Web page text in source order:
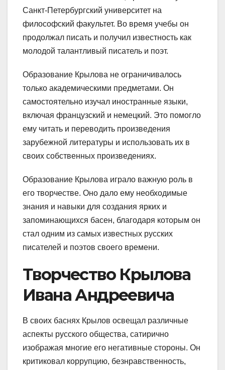
Санкт-Петербургский университет на
философский факультет. Во время учебы он
продолжал писать и получил известность как
молодой талантливый писатель и поэт.
Образование Крылова не ограничивалось
только академическими предметами. Он
самостоятельно изучал иностранные языки,
включая французский и немецкий. Это помогло
ему читать и переводить произведения
зарубежной литературы и использовать их в
своих собственных произведениях.
Образование Крылова играло важную роль в
его творчестве. Оно дало ему необходимые
знания и навыки для создания ярких и
запоминающихся басен, благодаря которым он
стал одним из самых известных русских
писателей и поэтов своего времени.
Творчество Крылова
Ивана Андреевича
В своих баснях Крылов освещал различные
аспекты русского общества, сатирично
изображая многие его негативные стороны. Он
критиковал коррупцию, безнравственность,